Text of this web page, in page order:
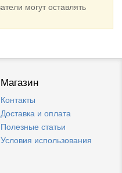
могут оставлять
Магазин
Контакты
Доставка и оплата
Полезные статьи
Условия использования